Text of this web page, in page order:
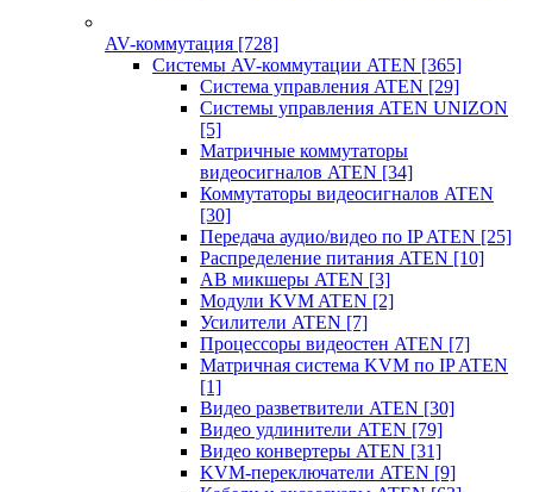
AV-коммутация [728]
Системы AV-коммутации ATEN [365]
Система управления ATEN [29]
Системы управления ATEN UNIZON
[5]
Матричные коммутаторы
видеосигналов ATEN [34]
Коммутаторы видеосигналов ATEN
[30]
Передача аудио/видео по IP ATEN [25]
Распределение питания ATEN [10]
АВ микшеры ATEN [3]
Модули KVM ATEN [2]
Усилители ATEN [7]
Процессоры видеостен ATEN [7]
Матричная система KVM по IP ATEN
[1]
Видео разветвители ATEN [30]
Видео удлинители ATEN [79]
Видео конвертеры ATEN [31]
KVM-переключатели ATEN [9]